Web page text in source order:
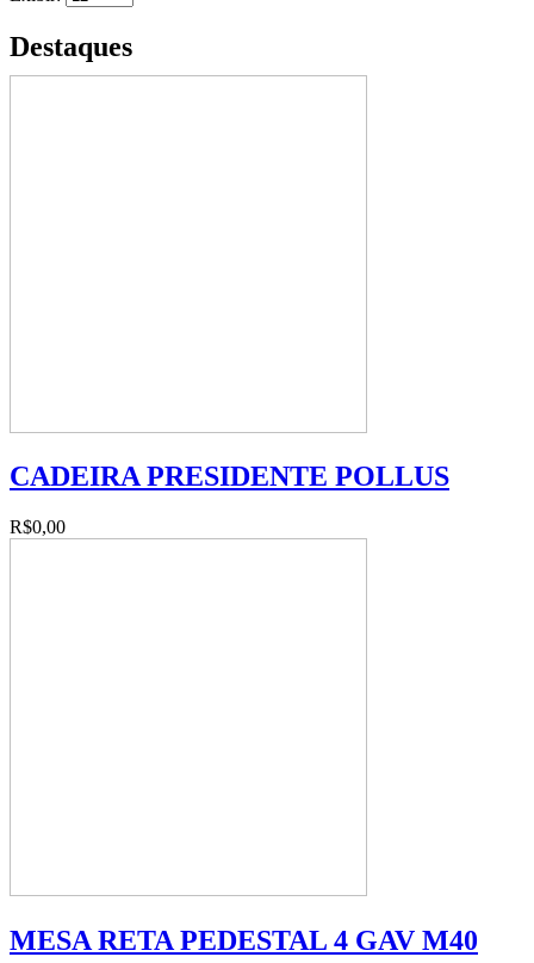
Destaques
CADEIRA PRESIDENTE POLLUS
R$0,00
MESA RETA PEDESTAL 4 GAV M40